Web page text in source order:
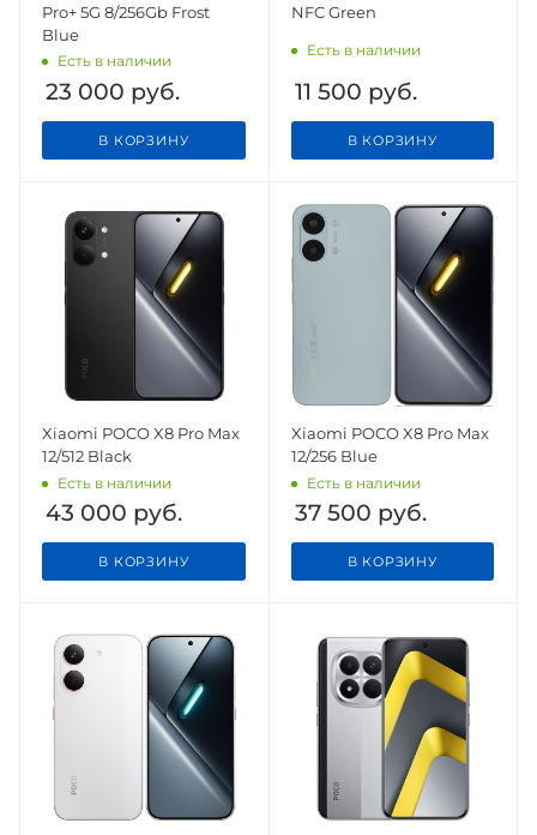
Pro+ 5G 8/256Gb Frost
Blue
Есть в наличии
23 000 руб.
В КОРЗИНУ
NFC Green
Есть в наличии
11 500 руб.
В КОРЗИНУ
Xiaomi POCO X8 Pro Max
12/512 Black
Есть в наличии
43 000 руб.
В КОРЗИНУ
Xiaomi POCO X8 Pro Max
12/256 Blue
Есть в наличии
37 500 руб.
В КОРЗИНУ